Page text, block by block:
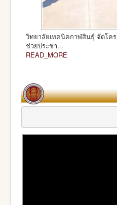
วิทยาลัยเทคนิคกาฬสินธุ์ จัดโค
ช่วยประชา...
READ_MORE